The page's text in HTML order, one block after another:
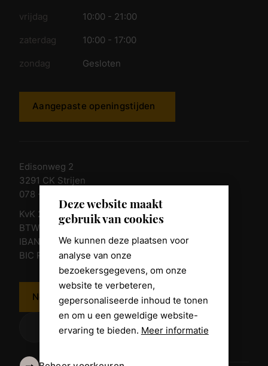
Deze website maakt
gebruik van cookies
We kunnen deze plaatsen voor
analyse van onze
bezoekersgegevens, om onze
website te verbeteren,
gepersonaliseerde inhoud te tonen
en om u een geweldige website-
ervaring te bieden. Meer informatie
vrijdag 10:00 - 21:00
zaterdag 10:00 - 17:00
zondag Gesloten
Aangepaste openingstijden
Edisonweg 2
3291 CK Strijen
078 - 674 84 85
KvK 23011135
BTW nr. NL 805098938.B.01
IBAN NL10 RABO 0361 8039 58
BIC RABONL2U
Neem contact op